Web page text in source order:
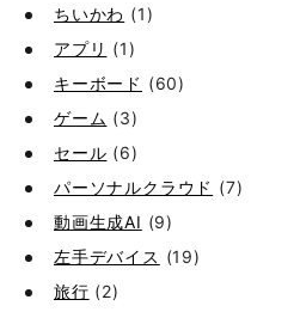
ちいかわ (1)
アプリ (1)
キーボード (60)
ゲーム (3)
セール (6)
パーソナルクラウド (7)
動画生成AI (9)
左手デバイス (19)
旅行 (2)